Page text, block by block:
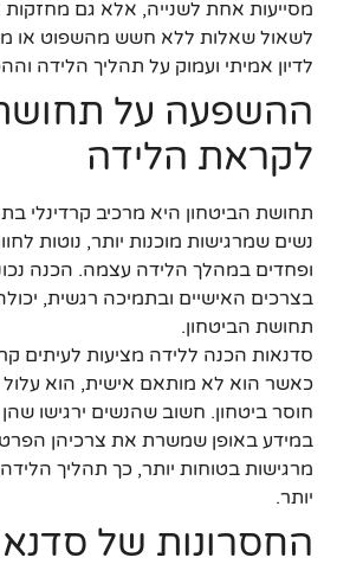
מסייעות אחת לשנייה, אלא גם
לשאול שאלות ללא חשש מהשפוט או
לדיון אמיתי ועמוק על תהליך הלידה
ההשפעה על
לקראת הלידה
תחושת הביטחון היא מרכיב קרדינלי
נשים שמרגישות מוכנות יותר, נוטות
ופחדים במהלך הלידה עצמה. הכנה
בצרכים האישיים ובתמיכה רגשית,
תחושת הביטחון.
סדנאות הכנה ללידה מציעות לעיתים
כאשר הוא לא מותאם אישית, הוא
חוסר ביטחון. חשוב שהנשים ירגישו
במידע באופן שמשרת את צרכיהן
מרגישות בטוחות יותר, כך תהליך
יותר.
החסרונות של